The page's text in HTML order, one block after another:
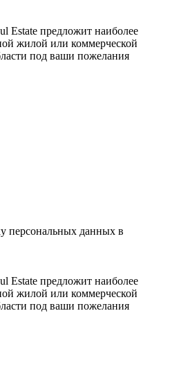
Estate предложит наиболее
жилой или коммерческой
под ваши пожелания
персональных данных в
Estate предложит наиболее
жилой или коммерческой
под ваши пожелания